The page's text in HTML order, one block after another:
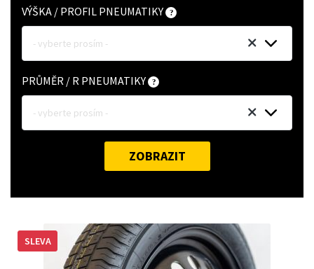
VÝŠKA / PROFIL PNEUMATIKY
- vyberte prosím -
PRŮMĚR / R PNEUMATIKY
- vyberte prosím -
ZOBRAZIT
SLEVA